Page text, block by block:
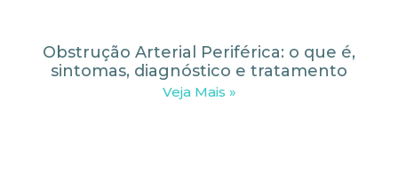
Obstrução Arterial Periférica: o que é,
sintomas, diagnóstico e tratamento
Veja Mais »